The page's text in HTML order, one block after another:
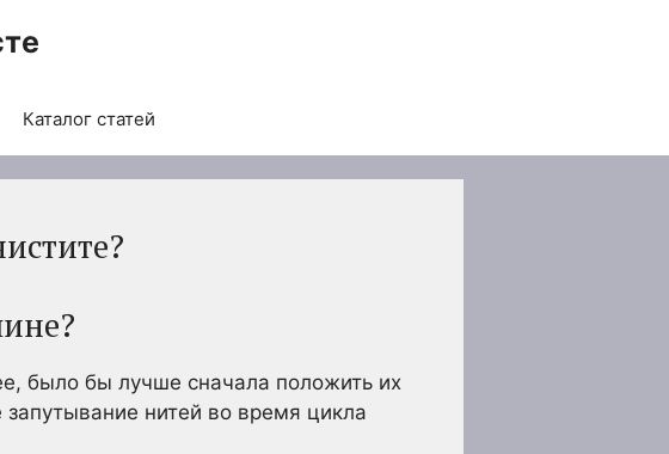
Каталог статей
было бы лучше сначала положить их
нитей во время цикла